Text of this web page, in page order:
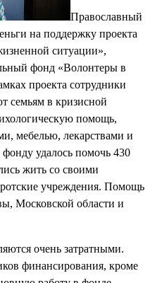
Православный
на поддержку проекта
ситуации»,
фонд «Волонтеры в
проекта сотрудники
семьям в кризисной
помощь,
мебелью, лекарствами и
удалось помочь 430
жить со своими
учреждения. Помощь
Московской области и
очень затратными.
финансирования, кроме